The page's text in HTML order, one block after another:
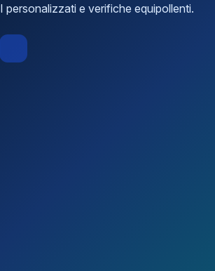
personalizzati e verifiche equipollenti.